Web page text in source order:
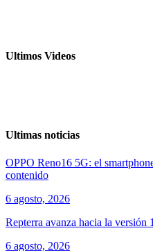
Ultimos Videos
Ultimas noticias
OPPO Reno16 5G: el
contenido
6 agosto, 2026
Repterra avanza hacia la versión
6 agosto, 2026